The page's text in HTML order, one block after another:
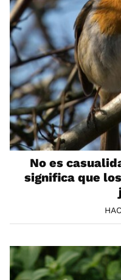
No es
significa que